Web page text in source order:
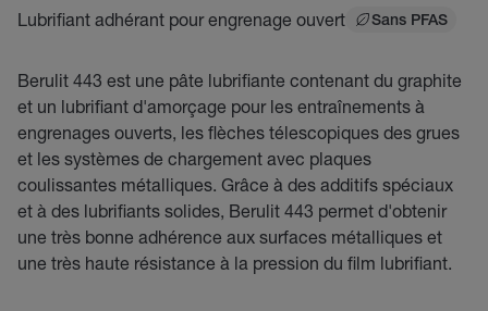
Lubrifiant adhérant pour engrenage ouvert Sans PFAS
Berulit 443 est une pâte lubrifiante contenant du graphite
et un lubrifiant d'amorçage pour les entraînements à
engrenages ouverts, les flèches télescopiques des grues
et les systèmes de chargement avec plaques
coulissantes métalliques. Grâce à des additifs spéciaux
et à des lubrifiants solides, Berulit 443 permet d'obtenir
une très bonne adhérence aux surfaces métalliques et
une très haute résistance à la pression du film lubrifiant.